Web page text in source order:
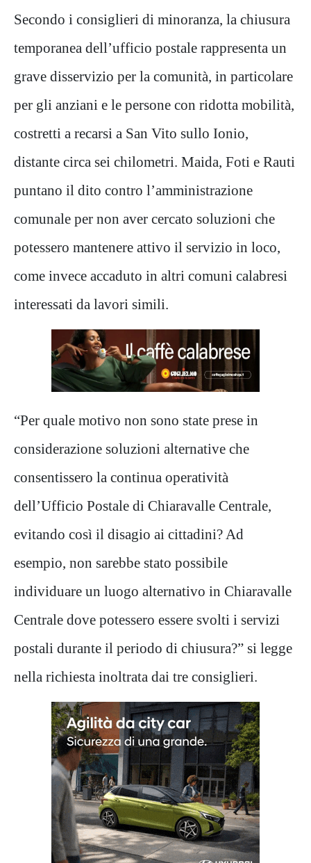
Secondo i consiglieri di minoranza, la chiusura
temporanea dell’ufficio postale rappresenta un
grave disservizio per la comunità, in particolare
per gli anziani e le persone con ridotta mobilità,
costretti a recarsi a San Vito sullo Ionio,
distante circa sei chilometri. Maida, Foti e Rauti
puntano il dito contro l’amministrazione
comunale per non aver cercato soluzioni che
potessero mantenere attivo il servizio in loco,
come invece accaduto in altri comuni calabresi
interessati da lavori simili.
“Per quale motivo non sono state prese in
considerazione soluzioni alternative che
consentissero la continua operatività
dell’Ufficio Postale di Chiaravalle Centrale,
evitando così il disagio ai cittadini? Ad
esempio, non sarebbe stato possibile
individuare un luogo alternativo in Chiaravalle
Centrale dove potessero essere svolti i servizi
postali durante il periodo di chiusura?” si legge
nella richiesta inoltrata dai tre consiglieri.